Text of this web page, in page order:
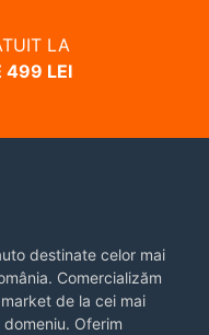
LA
499 LEI
destinate celor mai
Comercializăm
de la cei mai
Oferim